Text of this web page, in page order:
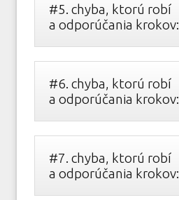
#5. chyba, ktorú robí
a odporúčania krokov:
#6. chyba, ktorú robí
a odporúčania krokov:
#7. chyba, ktorú robí
a odporúčania krokov: